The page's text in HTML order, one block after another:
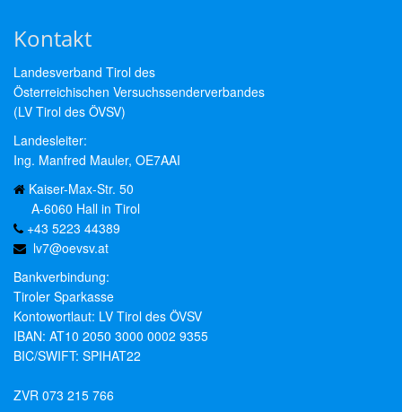
Kontakt
Landesverband Tirol des
Österreichischen Versuchssenderverbandes
(LV Tirol des ÖVSV)
Landesleiter:
Ing. Manfred Mauler, OE7AAI
Kaiser-Max-Str. 50
A-6060 Hall in Tirol
+43 5223 44389
lv7@oevsv.at
Bankverbindung:
Tiroler Sparkasse
Kontowortlaut: LV Tirol des ÖVSV
IBAN: AT10 2050 3000 0002 9355
BIC/SWIFT: SPIHAT22
ZVR 073 215 766